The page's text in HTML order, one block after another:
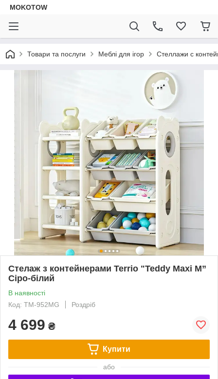
MOKOTOW
Товари та послуги Меблі для ігор Стеллажи с
Стелаж з контейнерами Terrio "Teddy Maxi M”
Сіро-білий
В наявності
Код: TM-952MG
Роздріб
4 699 ₴
Купити
або